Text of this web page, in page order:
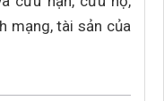
mạng, tài sản của